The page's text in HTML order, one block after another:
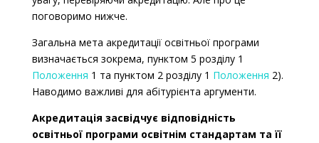
поговоримо нижче.
Загальна мета акредитації освітньої програми
визначається зокрема, пунктом 5 розділу 1
Положення 1 та пунктом 2 розділу 1 Положення 2).
Наводимо важливі для абітурієнта аргументи.
Акредитація засвідчує відповідність
освітньої програми освітнім стандартам та її